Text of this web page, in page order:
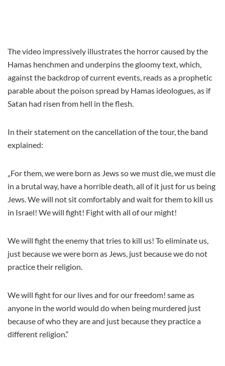
The video impressively illustrates the horror caused by the
Hamas henchmen and underpins the gloomy text, which,
against the backdrop of current events, reads as a prophetic
parable about the poison spread by Hamas ideologues, as if
Satan had risen from hell in the flesh.
In their statement on the cancellation of the tour, the band
explained:
„For them, we were born as Jews so we must die, we must die
in a brutal way, have a horrible death, all of it just for us being
Jews. We will not sit comfortably and wait for them to kill us
in Israel! We will fight! Fight with all of our might!
We will fight the enemy that tries to kill us! To eliminate us,
just because we were born as Jews, just because we do not
practice their religion.
We will fight for our lives and for our freedom! same as
anyone in the world would do when being murdered just
because of who they are and just because they practice a
different religion.“